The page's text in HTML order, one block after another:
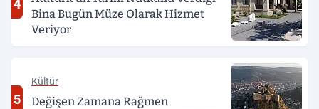
4
Bina Bugün Müze Olarak Hizmet
Veriyor
5
Kültür
Değişen Zamana Rağmen